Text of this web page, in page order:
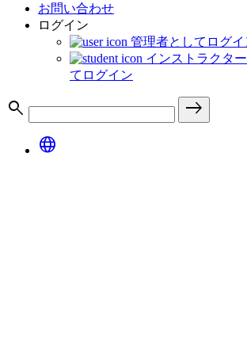
お問い合わせ
ログイン
管理者としてログイ
インストラクタ
てログイン
search
east
language